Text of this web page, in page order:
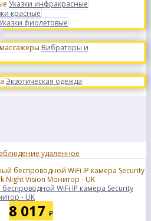
Указки инфракрасные
красные
фиолетовые
Вибраторы и
Экзотическая одежда
WiFi IP камера Security
- UK
8 017 ₽